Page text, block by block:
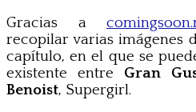
Gracias a
recopilar varias imágenes
capítulo, en el que se
existente entre Gran
Benoist, Supergirl.